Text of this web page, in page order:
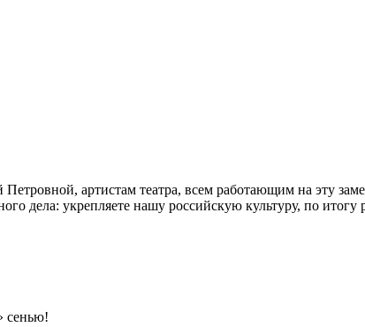
Петровной, артистам театра, всем работающим на эту
дела: укрепляете нашу российскую культуру, по итогу
сенью!